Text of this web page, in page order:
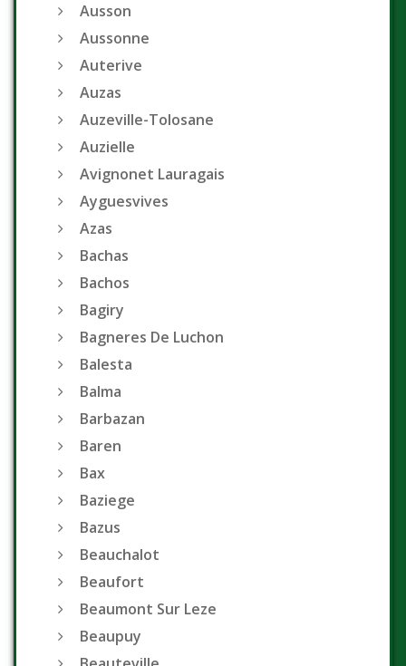
Ausson
Aussonne
Auterive
Auzas
Auzeville-Tolosane
Auzielle
Avignonet Lauragais
Ayguesvives
Azas
Bachas
Bachos
Bagiry
Bagneres De Luchon
Balesta
Balma
Barbazan
Baren
Bax
Baziege
Bazus
Beauchalot
Beaufort
Beaumont Sur Leze
Beaupuy